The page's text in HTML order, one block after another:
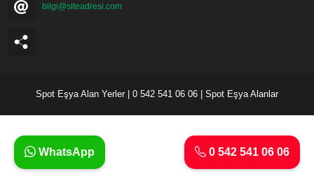
bilgi@siteadresi.com
Spot Eşya Alan Yerler | 0 542 541 06 06 | Spot Eşya Alanlar
0 542 541 06 06
WhatsApp